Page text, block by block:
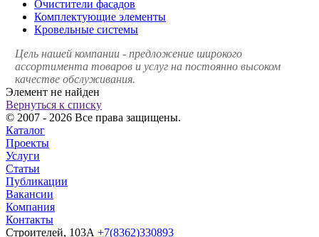
Очистители фасадов
Комплектующие элементы
Кровельные системы
Цель нашей компании - предложение широкого
ассортимента товаров и услуг на постоянно высоком
качестве обслуживания.
Элемент не найден
Вернуться к списку
© 2007 - 2026 Все права защищены.
Каталог
Проекты
Услуги
Статьи
Публикации
Вакансии
Компания
Контакты
Строителей, 103А +7(8362)330893